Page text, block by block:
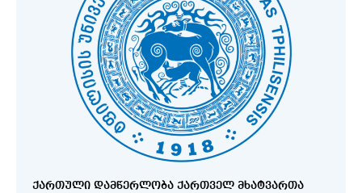
ᲥᲐᲠᲗᲣᲚᲘ ᲓᲐᲛᲬᲔᲠᲚᲝᲑᲐ ᲥᲐᲠᲗᲕᲔᲚ ᲛᲮᲐᲢᲕᲐᲠᲗᲐ